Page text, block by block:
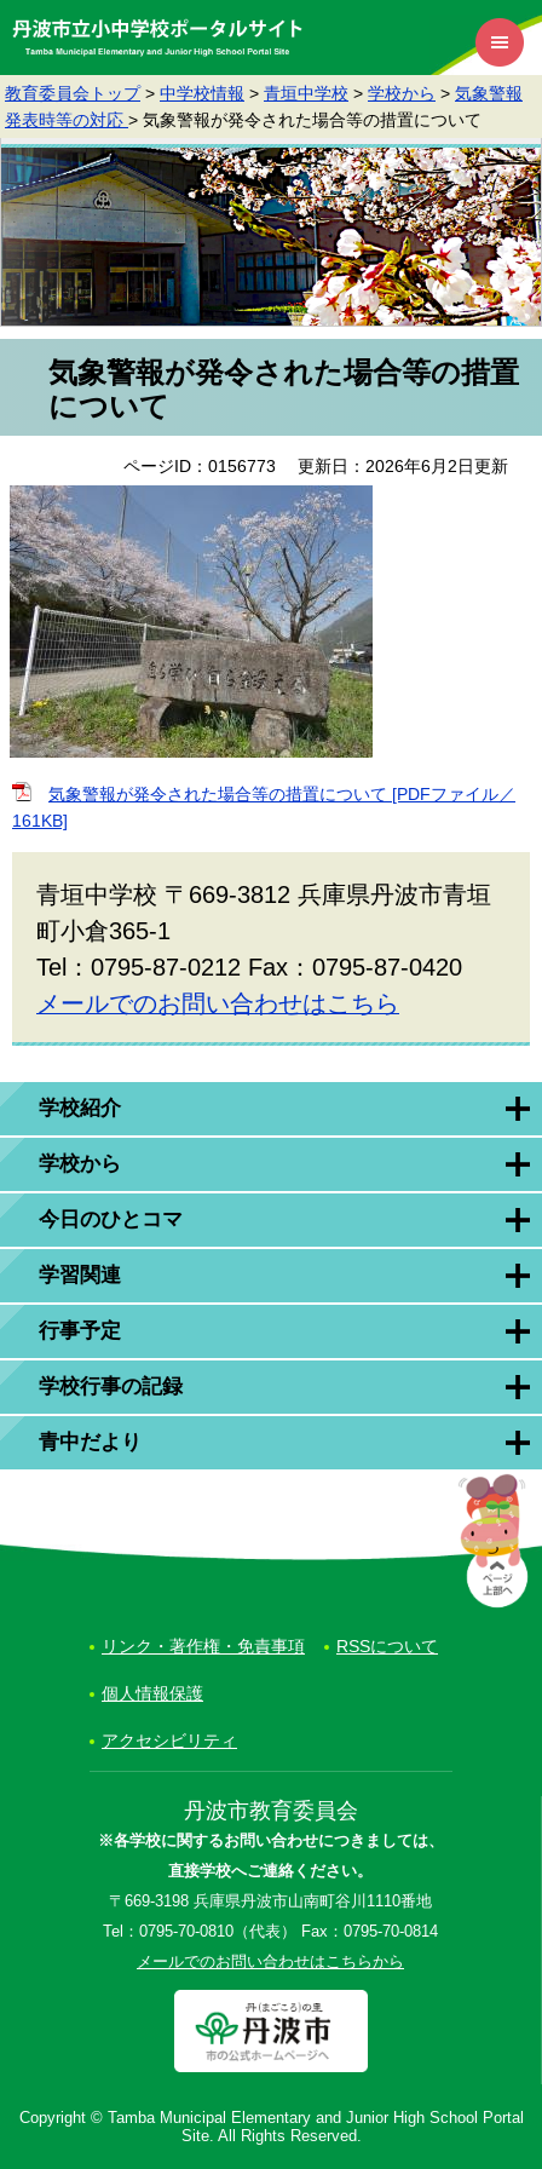
教育委員会トップ > 中学校情報 > 青垣中学校 > 学校から > 気象警報
発表時等の対応 > 気象警報が発令された場合等の措置について
学校紹介
学校から
今日のひとコマ
学習関連
行事予定
学校行事の記録
青中だより
気象警報が発令された場合等の措置
について
ページID：0156773 更新日：2026年6月2日更新
気象警報が発令された場合等の措置について [PDFファイル／
161KB]
青垣中学校 〒669-3812 兵庫県丹波市青垣
町小倉365-1
Tel：0795-87-0212 Fax：0795-87-0420
メールでのお問い合わせはこちら
丹波市教育委員会
※各学校に関するお問い合わせにつきましては、
直接学校へご連絡ください。
〒669-3198 兵庫県丹波市山南町谷川1110番地
Tel：0795-70-0810（代表） Fax：0795-70-0814
メールでのお問い合わせはこちらから
リンク・著作権・免責事項 RSSについて
個人情報保護
アクセシビリティ
Copyright © Tamba Municipal Elementary and Junior High School Portal
Site. All Rights Reserved.